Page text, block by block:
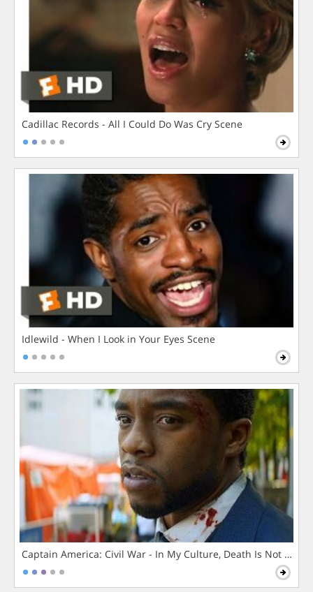
Cadillac Records - All I Could Do Was Cry Scene
Idlewild - When I Look in Your Eyes Scene
Captain America: Civil War - In My Culture, Death Is Not The